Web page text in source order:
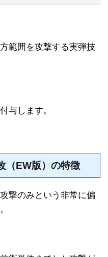
範囲を攻撃する実弾技
与します。
（EW版）の特徴
撃のみという非常に偏